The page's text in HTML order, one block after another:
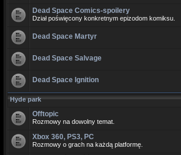
Dead Space Comics-spoilery
Dział poświęcony konkretnym epizodom komiksu.
Dead Space Martyr
Dead Space Salvage
Dead Space Ignition
Hyde park
Offtopic
Rozmowy na dowolny temat.
Xbox 360, PS3, PC
Rozmowy o grach na każdą platformę.